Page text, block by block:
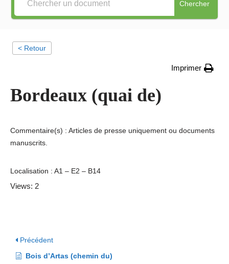
Chercher
< Retour
Imprimer
Bordeaux (quai de)
Commentaire(s) : Articles de presse uniquement ou documents
manuscrits.
Localisation : A1 – E2 – B14
Views: 2
Précédent
Bois d’Artas (chemin du)